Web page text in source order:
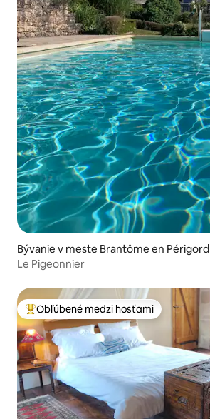
Bývanie v meste Brantôme en Périgord
Le Pigeonnier
Najobľúbenejšie medzi hosťami
Obľúbené medzi hosťami